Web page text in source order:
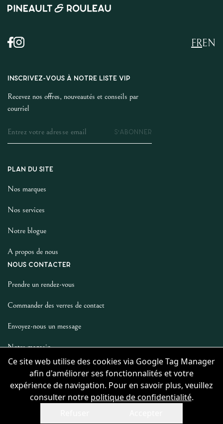
Ce site web utilise des cookies via Google Tag Manager
afin d'améliorer ses fonctionnalités et votre
expérience de navigation. Pour en savoir plus, veuillez
consulter notre politique de confidentialité.
EN
FR
INSCRIVEZ-VOUS À NOTRE LISTE VIP
Recevez nos offres, nouveautés et conseils par
courriel
S'ABONNER
PLAN DU SITE
Nos marques
Nos services
Notre blogue
A propos de nous
NOUS CONTACTER
Prendre un rendez-vous
Commander des verres de contact
Envoyez-nous un message
Notre magasin
LES AUTRES
Politique De Confidentialité